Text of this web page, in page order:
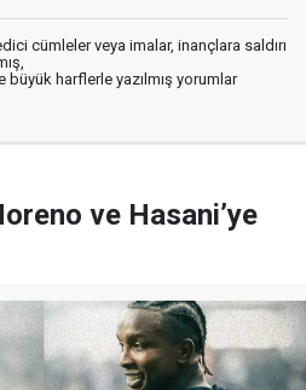
cümleler veya imalar, inançlara saldırı
büyük harflerle yazılmış yorumlar
ve Hasani’ye